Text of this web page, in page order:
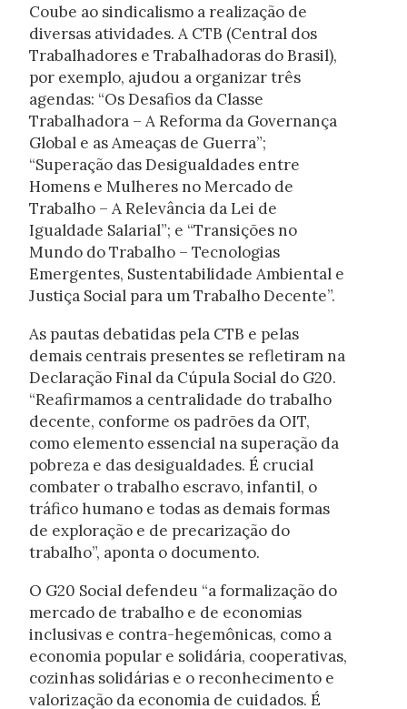
Coube ao sindicalismo a realização de
diversas atividades. A CTB (Central dos
Trabalhadores e Trabalhadoras do Brasil),
por exemplo, ajudou a organizar três
agendas: “Os Desafios da Classe
Trabalhadora – A Reforma da Governança
Global e as Ameaças de Guerra”;
“Superação das Desigualdades entre
Homens e Mulheres no Mercado de
Trabalho – A Relevância da Lei de
Igualdade Salarial”; e “Transições no
Mundo do Trabalho – Tecnologias
Emergentes, Sustentabilidade Ambiental e
Justiça Social para um Trabalho Decente”.
As pautas debatidas pela CTB e pelas
demais centrais presentes se refletiram na
Declaração Final da Cúpula Social do G20.
“Reafirmamos a centralidade do trabalho
decente, conforme os padrões da OIT,
como elemento essencial na superação da
pobreza e das desigualdades. É crucial
combater o trabalho escravo, infantil, o
tráfico humano e todas as demais formas
de exploração e de precarização do
trabalho”, aponta o documento.
O G20 Social defendeu “a formalização do
mercado de trabalho e de economias
inclusivas e contra-hegemônicas, como a
economia popular e solidária, cooperativas,
cozinhas solidárias e o reconhecimento e
valorização da economia de cuidados. É